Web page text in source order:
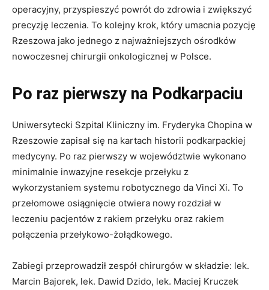
operacyjny, przyspieszyć powrót do zdrowia i zwiększyć
precyzję leczenia. To kolejny krok, który umacnia pozycję
Rzeszowa jako jednego z najważniejszych ośrodków
nowoczesnej chirurgii onkologicznej w Polsce.
Po raz pierwszy na Podkarpaciu
Uniwersytecki Szpital Kliniczny im. Fryderyka Chopina w
Rzeszowie zapisał się na kartach historii podkarpackiej
medycyny. Po raz pierwszy w województwie wykonano
minimalnie inwazyjne resekcje przełyku z
wykorzystaniem systemu robotycznego da Vinci Xi. To
przełomowe osiągnięcie otwiera nowy rozdział w
leczeniu pacjentów z rakiem przełyku oraz rakiem
połączenia przełykowo-żołądkowego.
Zabiegi przeprowadził zespół chirurgów w składzie: lek.
Marcin Bajorek, lek. Dawid Dzido, lek. Maciej Kruczek